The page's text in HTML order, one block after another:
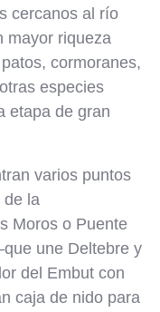
cercanos al río
mayor riqueza
cormoranes,
especies
etapa de gran
varios puntos
de la
Moros o Puente
une Deltebre y
del Embut con
caja de nido para